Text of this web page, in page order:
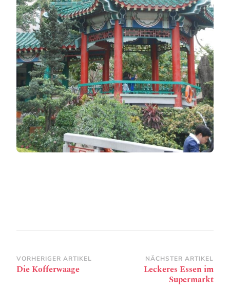
Beitragsnavigation
VORHERIGER ARTIKEL
Die Kofferwaage
NÄCHSTER ARTIKEL
Leckeres Essen im
Supermarkt